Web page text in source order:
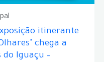
itinerante
chega a
Iguaçu –